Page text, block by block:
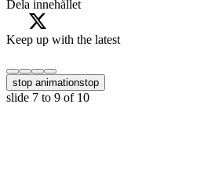
Dela innehållet
Keep up with the latest
stop animationstop
slide 7 to 9 of 10